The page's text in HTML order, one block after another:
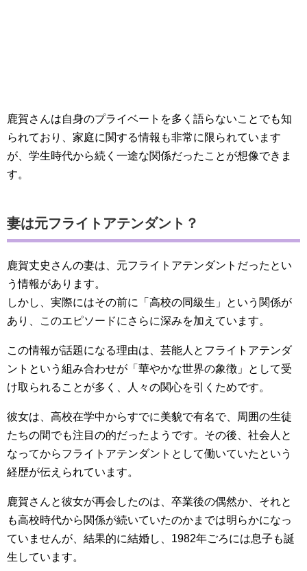
鹿賀さんは自身のプライベートを多く語らないことでも知
られており、家庭に関する情報も非常に限られています
が、学生時代から続く一途な関係だったことが想像できま
す。
妻は元フライトアテンダント？
鹿賀丈史さんの妻は、元フライトアテンダントだったとい
う情報があります。
しかし、実際にはその前に「高校の同級生」という関係が
あり、このエピソードにさらに深みを加えています。
この情報が話題になる理由は、芸能人とフライトアテンダ
ントという組み合わせが「華やかな世界の象徴」として受
け取られることが多く、人々の関心を引くためです。
彼女は、高校在学中からすでに美貌で有名で、周囲の生徒
たちの間でも注目の的だったようです。その後、社会人と
なってからフライトアテンダントとして働いていたという
経歴が伝えられています。
鹿賀さんと彼女が再会したのは、卒業後の偶然か、それと
も高校時代から関係が続いていたのかまでは明らかになっ
ていませんが、結果的に結婚し、1982年ごろには息子も誕
生しています。